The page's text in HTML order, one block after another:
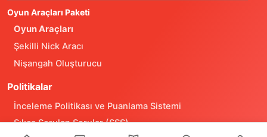
Oyun Araçları Paketi
Oyun Araçları
Şekilli Nick Aracı
Nişangah Oluşturucu
Politikalar
İnceleme Politikası ve Puanlama Sistemi
Sıkça Sorulan Sorular (SSS)